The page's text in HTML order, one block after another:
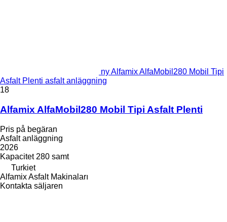
ny Alfamix AlfaMobil280 Mobil Tipi
Asfalt Plenti asfalt anläggning
18
Alfamix AlfaMobil280 Mobil Tipi Asfalt Plenti
Pris på begäran
Asfalt anläggning
2026
Kapacitet 280 samt
Turkiet
Alfamix Asfalt Makinaları
Kontakta säljaren